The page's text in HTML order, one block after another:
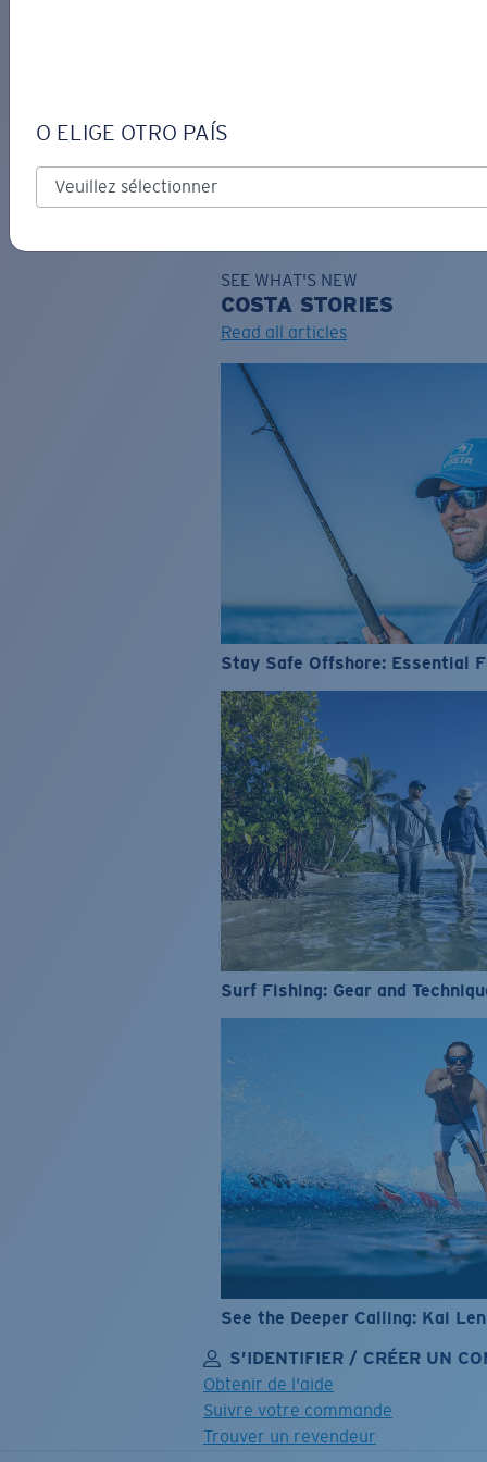
GRAVURE
Costa Stories
SEE WHAT'S NEW
COSTA STORIES
Read all articles
Stay Safe Offshore: Essential
Surf Fishing: Gear and
See the Deeper Calling: Kai
S’IDENTIFIER / CRÉER UN
Obtenir de l'aide
Suivre votre commande
Trouver un revendeur
O ELIGE OTRO PAÍS